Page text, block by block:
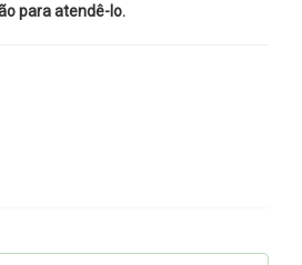
para atendê-lo.